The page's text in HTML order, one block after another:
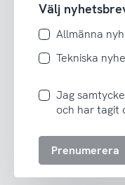
Välj
Allmänna
Tekniska
Jag
samtycker
att
Jag
och har tagit
Prenumerera